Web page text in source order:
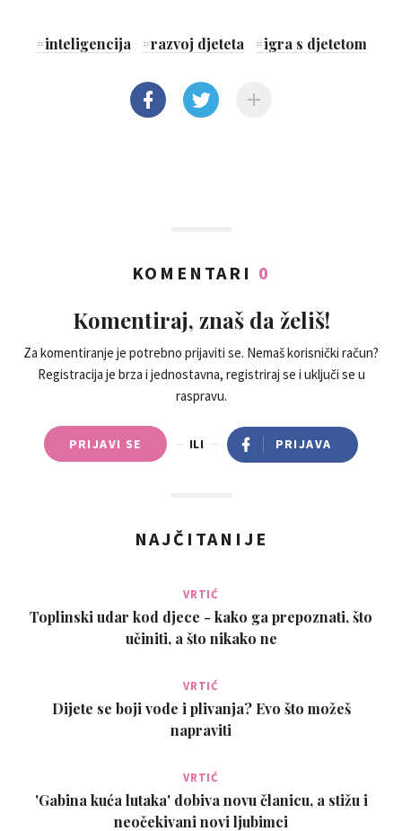
#inteligencija #razvoj djeteta #igra s djetetom
KOMENTARI 0
Komentiraj, znaš da želiš!
Za komentiranje je potrebno prijaviti se. Nemaš korisnički račun?
Registracija je brza i jednostavna, registriraj se i uključi se u
raspravu.
PRIJAVI SE ILI PRIJAVA
NAJČITANIJE
VRTIĆ
Toplinski udar kod djece - kako ga prepoznati, što
učiniti, a što nikako ne
VRTIĆ
Dijete se boji vode i plivanja? Evo što možeš
napraviti
VRTIĆ
'Gabina kuća lutaka' dobiva novu članicu, a stižu i
neočekivani novi ljubimci